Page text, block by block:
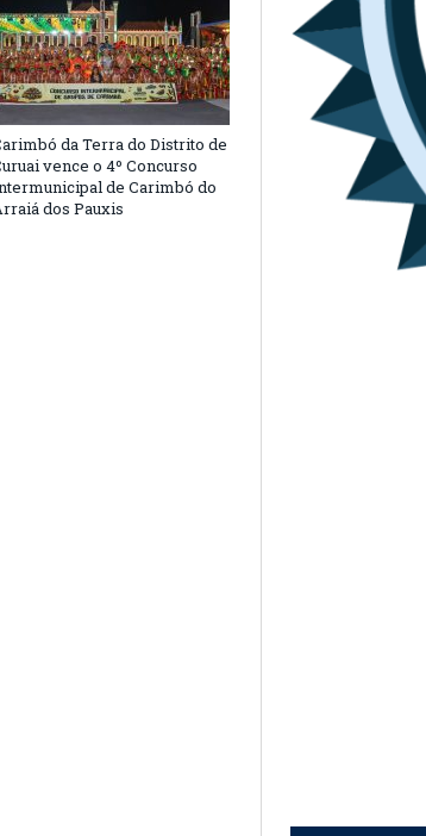
da Terra do Distrito de
vence o 4º Concurso
de Carimbó do
dos Pauxis